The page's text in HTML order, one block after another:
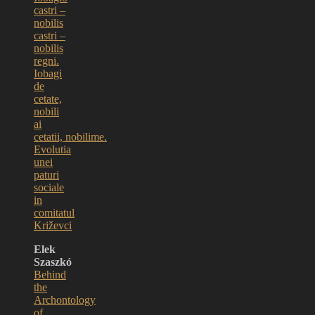
castri –
nobilis
castri –
nobilis
regni.
Iobagi
de
cetate,
nobili
ai
cetatii, nobilime.
Evolutia
unei
paturi
sociale
in
comitatul
Križevci
Elek
Szaszkó
Behind
the
Archontology
of